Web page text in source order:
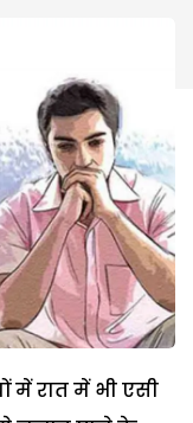
में रात में भी एसी